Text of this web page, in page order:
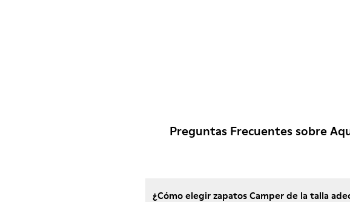
Preguntas Frecuentes sobre
¿Cómo elegir zapatos Camper de la talla